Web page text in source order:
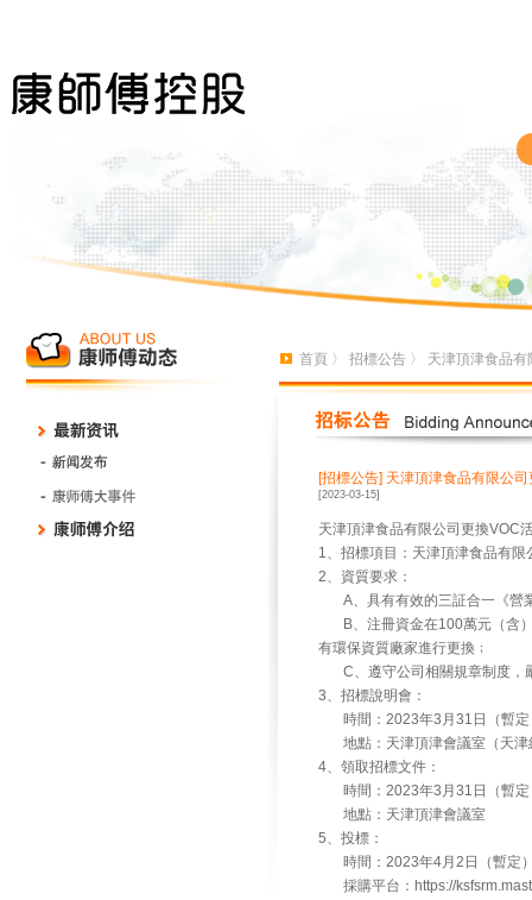
首頁 〉 招標公告 〉 天津頂津食品
[招標公告] 天津頂津食品有限公
[2023-03-15]
天津頂津食品有限公司更換VOC
1、招標項目：天津頂津食品有
2、資質要求：
A、具有有效的三証合一《營
B、注冊資金在100萬元（含）
有環保資質廠家進行更換﹔
C、遵守公司相關規章制度，
3、招標說明會：
時間：2023年3月31日（暫定
地點：天津頂津會議室（天津
4、領取招標文件：
時間：2023年3月31日（暫定
地點：天津頂津會議室
5、投標：
時間：2023年4月2日（暫定
採購平台：https://